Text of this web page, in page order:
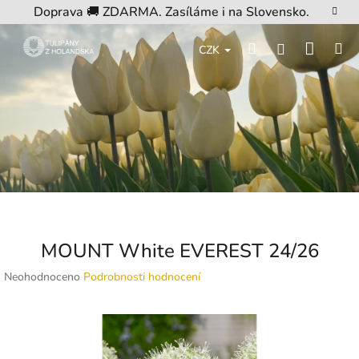
na
obsah
Doprava 🚚 ZDARMA. Zasíláme i na Slovensko.
CZK HledatPřihlášení
košík
MOUNT White EVEREST 24/26
Průměrné
Neohodnoceno Podrobnosti hodnocení